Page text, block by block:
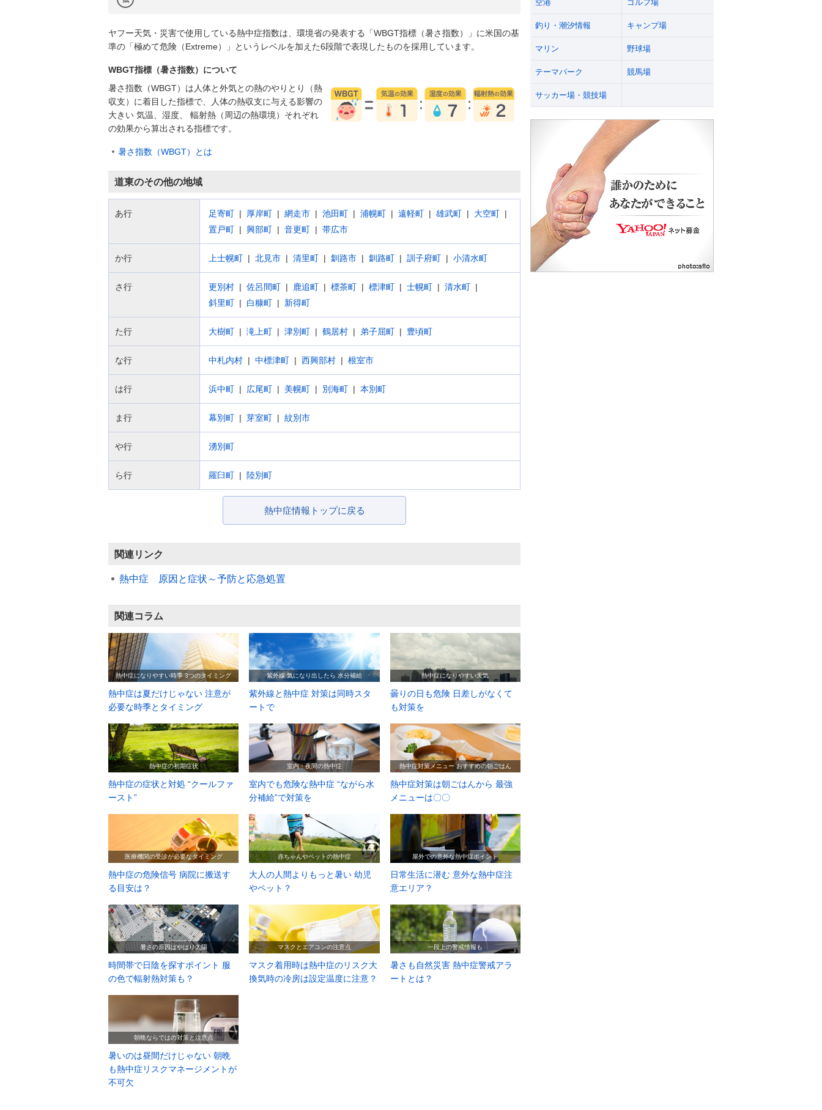
ヤフー天気・災害で使用している熱中症指数は、環境省の発表する「WBGT指標（暑さ指数）」に米国の基
準の「極めて危険（Extreme）」というレベルを加えた6段階で表現したものを採用しています。
WBGT指標（暑さ指数）について
暑さ指数（WBGT）は人体と外気との熱のやりとり（熱
収支）に着目した指標で、人体の熱収支に与える影響の
大きい 気温、湿度、 輻射熱（周辺の熱環境）それぞれ
の効果から算出される指標です。
暑さ指数（WBGT）とは
道東のその他の地域
あ行 足寄町 厚岸町 網走市 池田町 浦幌町 遠軽町 雄武町
大空町
置戸町
興部町 音更町 帯広市
か行 上士幌町 北見市 清里町 釧路市 釧路町 訓子府町 小清水町
さ行 更別村 佐呂間町 鹿追町 標茶町 標津町 士幌町
清水町
斜里町
白糠町 新得町
た行 大樹町 滝上町 津別町 鶴居村 弟子屈町 豊頃町
な行 中札内村 中標津町 西興部村 根室市
は行 浜中町 広尾町 美幌町 別海町 本別町
ま行 幕別町 芽室町 紋別市
や行 湧別町
ら行 羅臼町 陸別町
熱中症情報トップに戻る
関連リンク
熱中症 原因と症状～予防と応急処置
関連コラム
熱中症は夏だけじゃない 注意が
必要な時季とタイミング
熱中症になりやすい時季 3つのタイミング
紫外線と熱中症 対策は同時スタ
ートで
紫外線 気になり出したら 水分補給
曇りの日も危険 日差しがなくて
も対策を
熱中症になりやすい天気
熱中症の症状と対処 “クールファ
ースト”
熱中症の初期症状
室内でも危険な熱中症 “ながら水
分補給”で対策を
室内・夜間の熱中症
熱中症対策は朝ごはんから 最強
メニューは〇〇
熱中症対策メニュー おすすめの朝ごはん
熱中症の危険信号 病院に搬送す
る目安は？
医療機関の受診が必要なタイミング
大人の人間よりもっと暑い 幼児
やペット？
赤ちゃんやペットの熱中症
日常生活に潜む 意外な熱中症注
意エリア？
屋外での意外な熱中症ポイント
時間帯で日陰を探すポイント 服
の色で輻射熱対策も？
暑さの原因はやはり太陽
マスク着用時は熱中症のリスク大
換気時の冷房は設定温度に注意？
マスクとエアコンの注意点
暑さも自然災害 熱中症警戒アラ
ートとは？
一段上の警戒情報も
暑いのは昼間だけじゃない 朝晩
も熱中症リスクマネージメントが
不可欠
朝晩ならではの対策と注意点
空港 ゴルフ場
釣り・潮汐情報 キャンプ場
マリン 野球場
テーマパーク 競馬場
サッカー場・競技場